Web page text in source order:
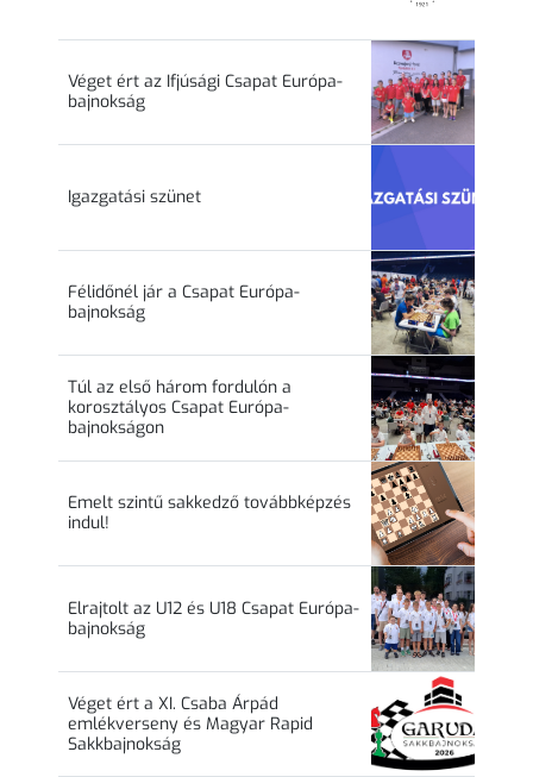
Véget ért az Ifjúsági Csapat Európa-
bajnokság
Igazgatási szünet
Félidőnél jár a Csapat Európa-
bajnokság
Túl az első három fordulón a
korosztályos Csapat Európa-
bajnokságon
Emelt szintű sakkedző továbbképzés
indul!
Elrajtolt az U12 és U18 Csapat Európa-
bajnokság
Véget ért a XI. Csaba Árpád
emlékverseny és Magyar Rapid
Sakkbajnokság